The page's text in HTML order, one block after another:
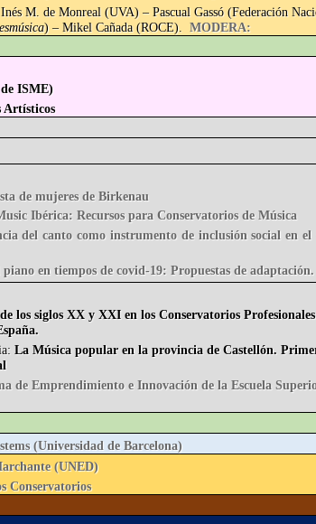
M. de Monreal (UVA) – Pascual Gassó (Federación
) – Mikel Cañada (ROCE).
MODERA:
ISME)
Artísticos
de mujeres de Birkenau
Ibérica: Recursos para Conservatorios de Música
del canto como instrumento de inclusión social en el
en tiempos de covid-19: Propuestas de adaptación.
los siglos XX y XXI en los Conservatorios
La Música popular en la provincia de Castellón.
de Emprendimiento e Innovación de la Escuela
(Universidad de Barcelona)
(UNED)
Conservatorios